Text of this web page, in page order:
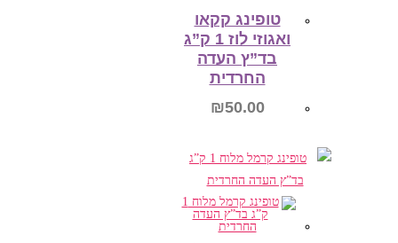
טופינג קקאו
ואגוזי לוז 1 ק”ג
בד”ץ העדה
החרדית
₪50.00
הוספה לסל